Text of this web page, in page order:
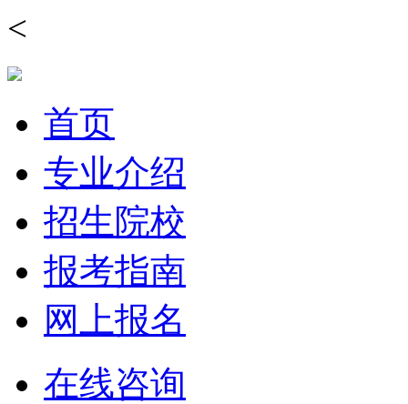
<
首页
专业介绍
招生院校
报考指南
网上报名
在线咨询